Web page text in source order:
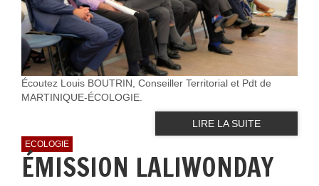
Écoutez Louis BOUTRIN, Conseiller Territorial et Pdt de
MARTINIQUE-ÉCOLOGIE.
LIRE LA SUITE
ECOLOGIE
ÉMISSION LALIWONDAY